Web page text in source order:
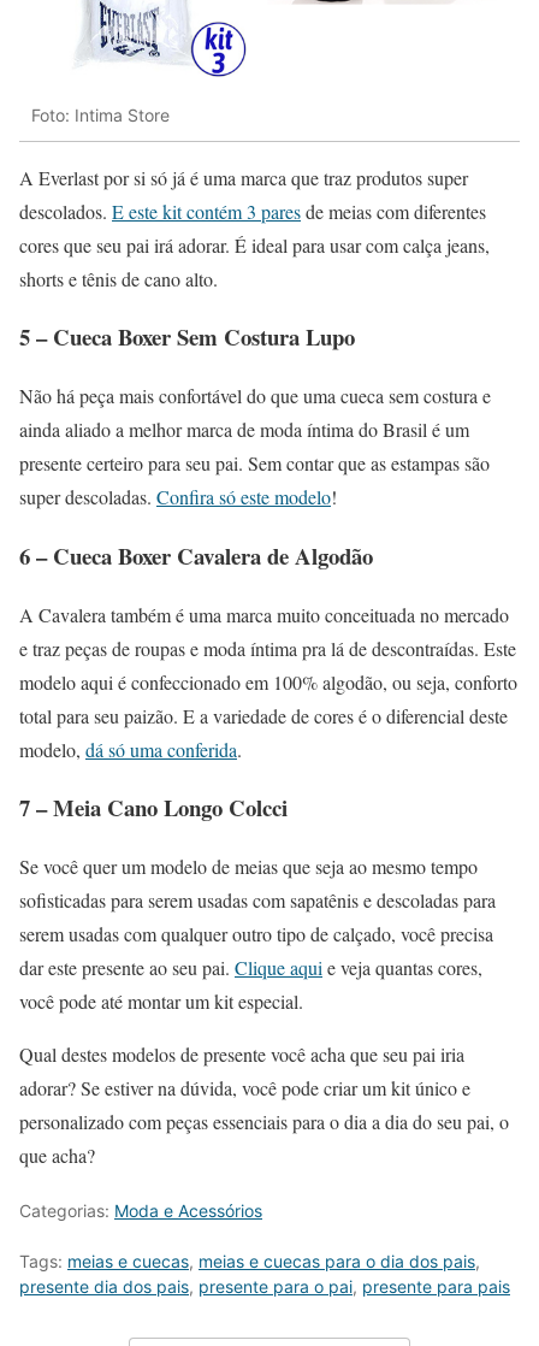
Foto: Intima Store
A Everlast por si só já é uma marca que traz produtos super
descolados. E este kit contém 3 paresde meias com diferentes
cores que seu pai irá adorar. É ideal para usar com calça jeans,
shorts e tênis de cano alto.
5 – Cueca Boxer Sem Costura Lupo
Não há peça mais confortável do que uma cueca sem costura e
ainda aliado a melhor marca de moda íntima do Brasil é um
presente certeiro para seu pai. Sem contar que as estampas são
super descoladas. Confira só este modelo!
6 – Cueca Boxer Cavalera de Algodão
A Cavalera também é uma marca muito conceituada no mercado
e traz peças de roupas e moda íntima pra lá de descontraídas. Este
modelo aqui é confeccionado em 100% algodão, ou seja, conforto
total para seu paizão. E a variedade de cores é o diferencial deste
modelo, dá só uma conferida.
7 – Meia Cano Longo Colcci
Se você quer um modelo de meias que seja ao mesmo tempo
sofisticadas para serem usadas com sapatênis e descoladas para
serem usadas com qualquer outro tipo de calçado, você precisa
dar este presente ao seu pai. Clique aqui e veja quantas cores,
você pode até montar um kit especial.
Qual destes modelos de presente você acha que seu pai iria
adorar? Se estiver na dúvida, você pode criar um kit único e
personalizado com peças essenciais para o dia a dia do seu pai, o
que acha?
Categorias: Moda e Acessórios
Tags: meias e cuecas, meias e cuecas para o dia dos pais,
presente dia dos pais, presente para o pai, presente para pais